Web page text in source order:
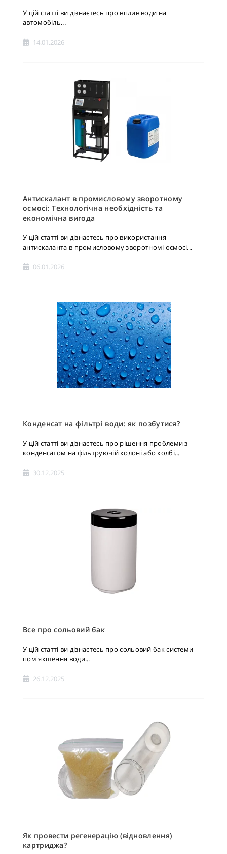
У цій статті ви дізнаєтесь про вплив води на
автомобіль...
14.01.2026
Антискалант в промисловому зворотному
осмосі: Технологічна необхідність та
економічна вигода
У цій статті ви дізнаєтесь про використання
антискаланта в промисловому зворотномі осмосі...
06.01.2026
Конденсат на фільтрі води: як позбутися?
У цій статті ви дізнаєтесь про рішення проблеми з
конденсатом на фільтруючій колоні або колбі...
30.12.2025
Все про сольовий бак
У цій статті ви дізнаєтесь про сольовий бак системи
пом'якшення води...
26.12.2025
Як провести регенерацію (відновлення)
картриджа?